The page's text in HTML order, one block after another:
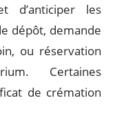
d’anticiper les
dépôt, demande
ou réservation
Certaines
de crémation